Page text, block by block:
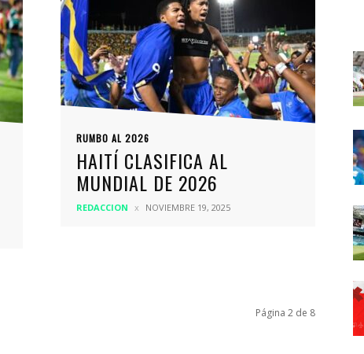
RUMBO AL 2026
HAITÍ CLASIFICA AL
MUNDIAL DE 2026
REDACCION NOVIEMBRE 19, 2025
Página 2 de 8